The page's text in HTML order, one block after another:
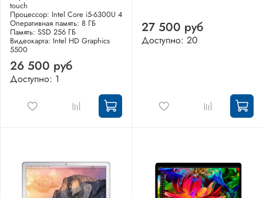
touch
Процессор: Intel Core i5-6300U 4
Оперативная память: 8 ГБ
Память: SSD 256 ГБ
Видеокарта: Intel HD Graphics
5500
26 500 руб
Доступно: 1
27 500 руб
Доступно: 20